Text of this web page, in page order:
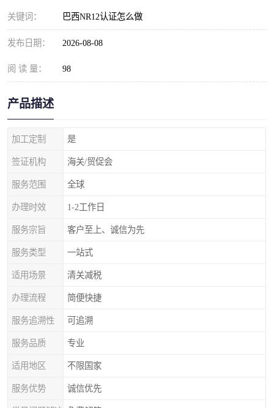
关键词： 巴西NR12认证怎么做
发布日期： 2026-08-08
阅 读 量： 98
产品描述
加工定制 是
签证机构 海关/贸促会
服务范围 全球
办理时效 1-2工作日
服务宗旨 客户至上、诚信为先
服务类型 一站式
适用场景 清关减税
办理流程 简便快捷
服务追溯性 可追溯
服务品质 专业
适用地区 不限国家
服务优势 诚信优先